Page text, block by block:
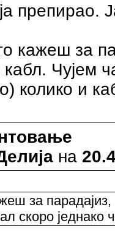
препирао.
кажеш за
Чујем
колико и
на
за
скоро једнако